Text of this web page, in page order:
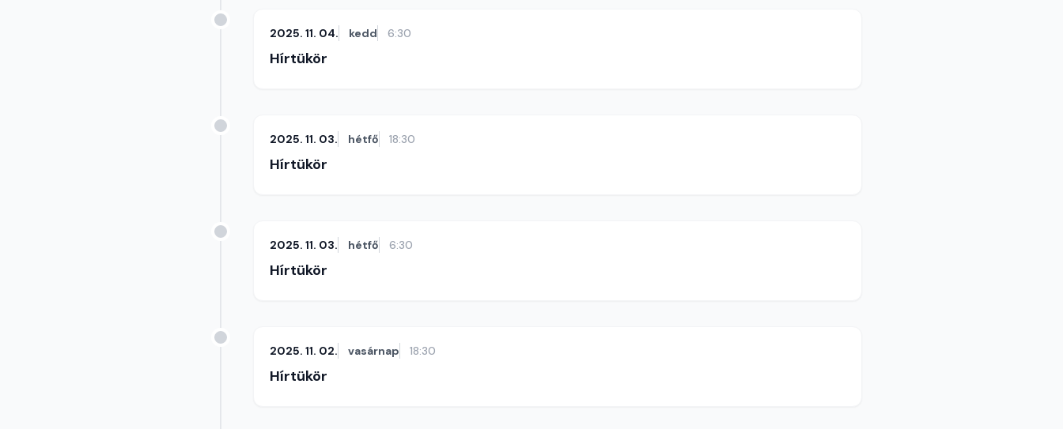
2025. 11. 04. kedd 6:30
Hírtükör
2025. 11. 03. hétfő 18:30
Hírtükör
2025. 11. 03. hétfő 6:30
Hírtükör
2025. 11. 02. vasárnap 18:30
Hírtükör